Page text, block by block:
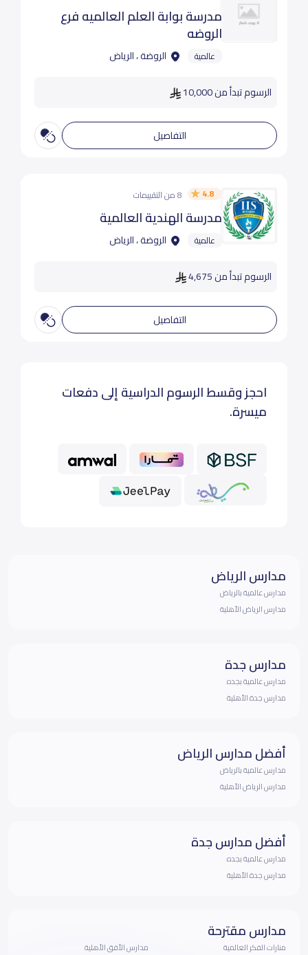
مدرسة بوابة العلم العالميه فرع
الروضه
عالمية الروضة ، الرياض
الرسوم تبدأ من 10,000
التفاصيل
4.8 8 من التقييمات
مدرسة الهندية العالمية
عالمية الروضة ، الرياض
الرسوم تبدأ من 4,675
التفاصيل
احجز وقسط الرسوم الدراسية إلى دفعات
ميسرة.
مدارس الرياض
مدارس عالمية بالرياض
مدارس الرياض الأهلية
مدارس جدة
مدارس عالمية بجده
مدارس جدة الأهلية
أفضل مدارس الرياض
مدارس عالمية بالرياض
مدارس الرياض الأهلية
أفضل مدارس جدة
مدارس عالمية بجده
مدارس جدة الأهلية
مدارس مقترحة
منارات الفكر العالمية
مدارس الأفق الأهلية